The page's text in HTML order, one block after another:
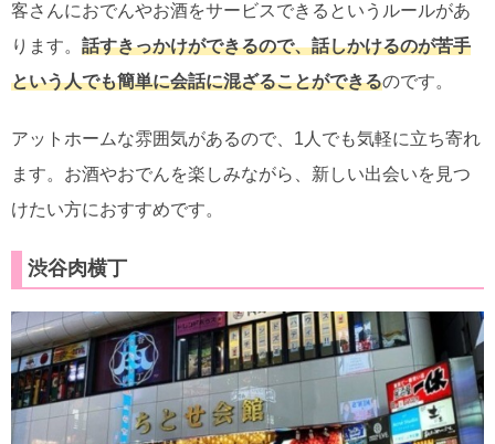
客さんにおでんやお酒をサービスできるというルールがあ
ります。 話すきっかけができるので、話しかけるのが苦手
という人でも簡単に会話に混ざることができるのです。
アットホームな雰囲気があるので、1人でも気軽に立ち寄れ
ます。お酒やおでんを楽しみながら、新しい出会いを見つ
けたい方におすすめです。
渋谷肉横丁